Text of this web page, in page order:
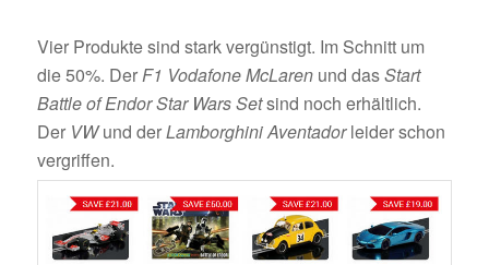
Vier Produkte sind stark vergünstigt. Im Schnitt um
die 50%. DerF1 Vodafone McLarenund dasStart
Battle of Endor Star Wars Setsind noch erhältlich.
Der VWund derLamborghini Aventadorleider schon
vergriffen.